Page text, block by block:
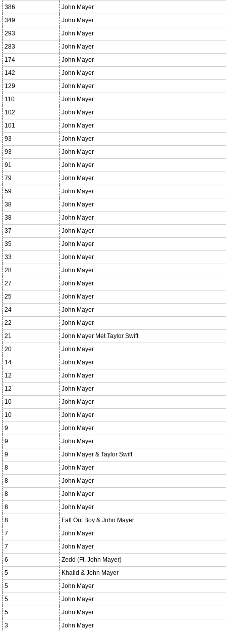
386
John Mayer
349
John Mayer
293
John Mayer
283
John Mayer
174
John Mayer
142
John Mayer
129
John Mayer
110
John Mayer
102
John Mayer
101
John Mayer
93
John Mayer
93
John Mayer
91
John Mayer
79
John Mayer
59
John Mayer
38
John Mayer
38
John Mayer
37
John Mayer
35
John Mayer
33
John Mayer
28
John Mayer
27
John Mayer
25
John Mayer
24
John Mayer
22
John Mayer
21
John Mayer Met Taylor Swift
20
John Mayer
14
John Mayer
12
John Mayer
12
John Mayer
10
John Mayer
10
John Mayer
9
John Mayer
9
John Mayer
9
John Mayer & Taylor Swift
8
John Mayer
8
John Mayer
8
John Mayer
8
John Mayer
8
Fall Out Boy & John Mayer
7
John Mayer
7
John Mayer
6
Zedd (Ft. John Mayer)
5
Khalid & John Mayer
5
John Mayer
5
John Mayer
5
John Mayer
3
John Mayer